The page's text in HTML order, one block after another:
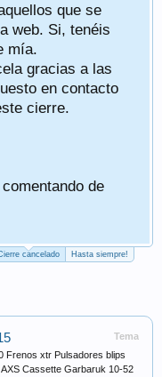
que se
web. Si, tenéis
mía.
gracias a las
en contacto
cierre.
de
cancelado Hasta siempre!
Tema
Frenos xtr Pulsadores blips
Cassette Garbaruk 10-52